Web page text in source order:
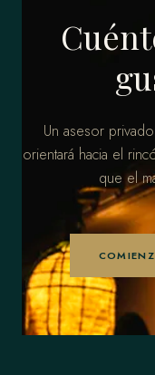
Un asesor
orientará hacia el
que el